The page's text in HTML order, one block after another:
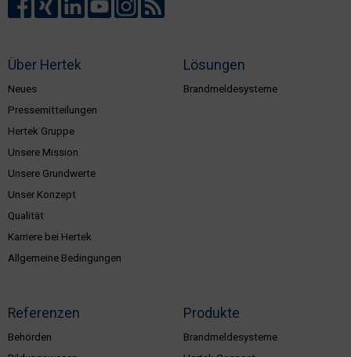
Über Hertek
Neues
Pressemitteilungen
Hertek Gruppe
Unsere Mission
Unsere Grundwerte
Unser Konzept
Qualität
Karriere bei Hertek
Allgemeine Bedingungen
Lösungen
Brandmeldesysteme
Referenzen
Behörden
Produkte
Brandmeldesysteme